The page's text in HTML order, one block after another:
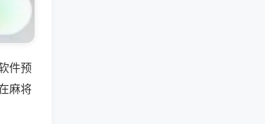
件预
麻将